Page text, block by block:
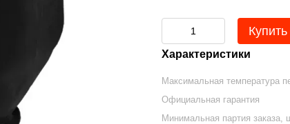
Купить
Характеристики
Максимальная температура
Официальная гарантия
Минимальная партия заказа,